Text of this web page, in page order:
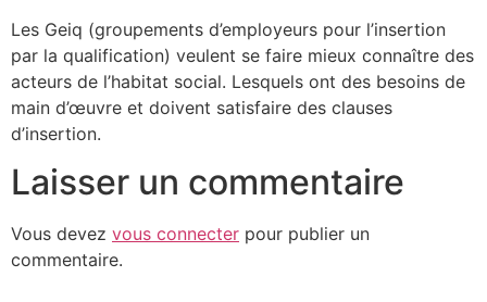
Les Geiq (groupements d’employeurs pour l’insertion
par la qualification) veulent se faire mieux connaître des
acteurs de l’habitat social. Lesquels ont des besoins de
main d’œuvre et doivent satisfaire des clauses
d’insertion.
Laisser un commentaire
Vous devez vous connecter pour publier un
commentaire.